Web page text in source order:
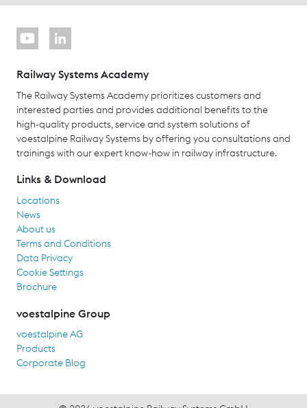
Railway Systems Academy
The Railway Systems Academy prioritizes customers and
interested parties and provides additional benefits to the
high-quality products, service and system solutions of
voestalpine Railway Systems by offering you consultations and
trainings with our expert know-how in railway infrastructure.
Links & Download
Locations
News
About us
Terms and Conditions
Data Privacy
Cookie Settings
Brochure
voestalpine Group
voestalpine AG
Products
Corporate Blog